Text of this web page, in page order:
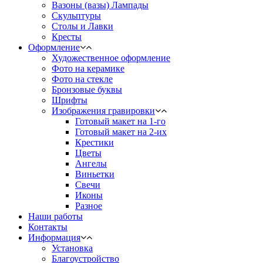
Вазоны (вазы) Лампады
Скульптуры
Столы и Лавки
Кресты
Оформление
Художественное оформление
Фото на керамике
Фото на стекле
Бронзовые буквы
Шрифты
Изображения гравировки
Готовый макет на 1-го
Готовый макет на 2-их
Крестики
Цветы
Ангелы
Виньетки
Свечи
Иконы
Разное
Наши работы
Контакты
Информация
Установка
Благоустройство